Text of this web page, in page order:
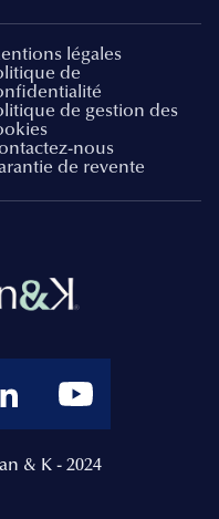
légales
de
de gestion des
nous
de revente
& K - 2024